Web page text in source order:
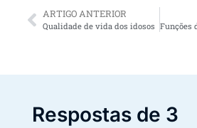
ARTIGO ANTERIOR
Qualidade de vida dos idosos
Respostas de 3